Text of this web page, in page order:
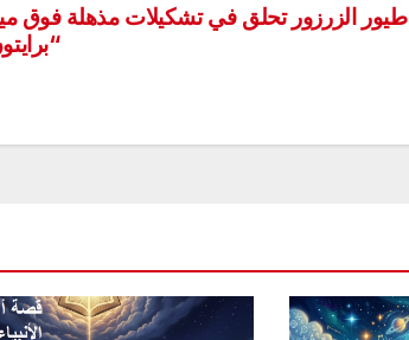
طيور الزرزور تحلق في تشكيلات مذهلة فوق